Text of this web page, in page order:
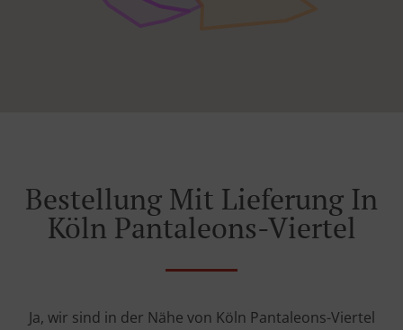
Bestellung Mit Lieferung In
Köln Pantaleons-Viertel
Ja, wir sind in der Nähe von Köln Pantaleons-Viertel